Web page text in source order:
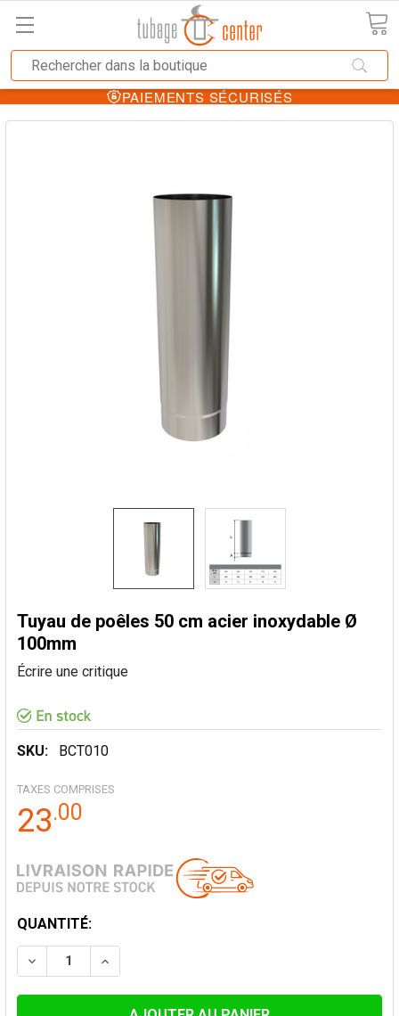
PAIEMENTS SÉCURISÉS
Tuyau de poêles 50 cm acier inoxydable Ø
100mm
Écrire une critique
SKU: BCT010
TAXES COMPRISES
23.00
STOCK
ACTUEL:
QUANTITÉ:
DIMINUER LA QUANTITÉ DE TUYAU DE POÊLES 50 CM
AUGMENTER LA QUANTITÉ DE TUYAU DE